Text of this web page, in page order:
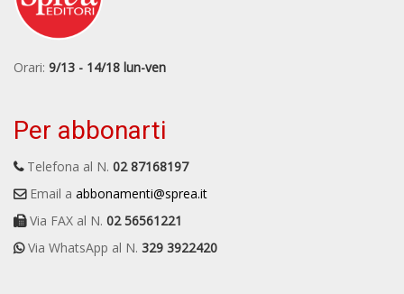
Orari: 9/13 - 14/18 lun-ven
Per abbonarti
Telefona al N. 02 87168197
Email a abbonamenti@sprea.it
Via FAX al N. 02 56561221
Via WhatsApp al N. 329 3922420